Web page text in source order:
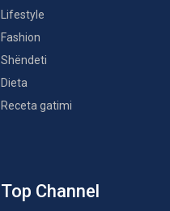
Lifestyle
Fashion
Shëndeti
Dieta
Receta gatimi
Top Channel